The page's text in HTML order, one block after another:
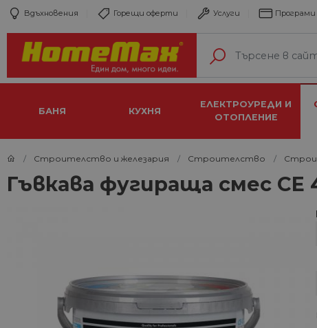
Вдъхновения Горещи оферти Услуги Програми
БАНЯ КУХНЯ
ЕЛЕКТРОУРЕДИ И
ОТОПЛЕНИЕ
Строителство и железария Строителство
Гъвкава фугираща смес CE